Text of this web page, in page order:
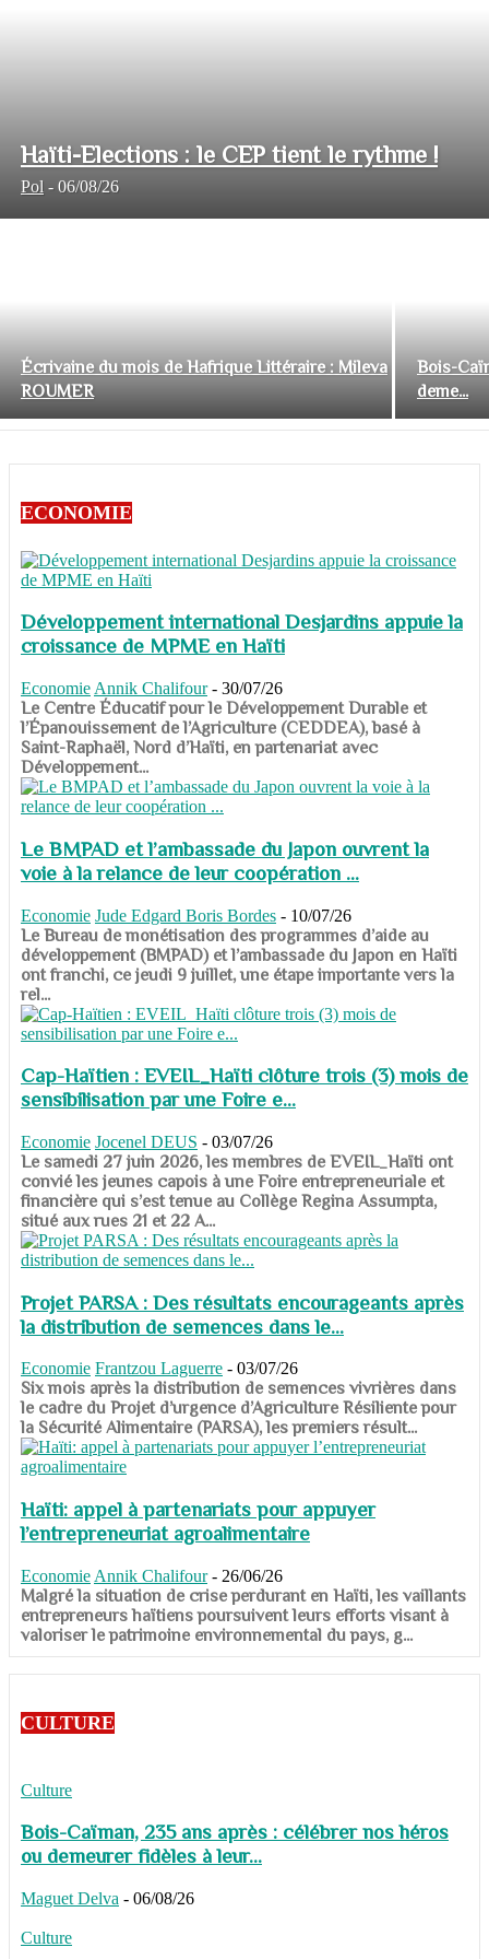
Haïti-Elections : le CEP tient le rythme !
Pol - 06/08/26
Écrivaine du mois de Hafrique Littéraire : Mileva
ROUMER
Bois-
deme...
ECONOMIE
Développement international Desjardins appuie la
croissance de MPME en Haïti
Economie Annik Chalifour - 30/07/26
​​​​​​​Le Centre Éducatif pour le Développement Durable et
l’Épanouissement de l’Agriculture (CEDDEA), basé à
Saint-Raphaël, Nord d’Haïti, en partenariat avec
Développement...
Le BMPAD et l’ambassade du Japon ouvrent la
voie à la relance de leur coopération ...
Economie Jude Edgard Boris Bordes - 10/07/26
​​​​​​​Le Bureau de monétisation des programmes d’aide au
développement (BMPAD) et l’ambassade du Japon en Haïti
ont franchi, ce jeudi 9 juillet, une étape importante vers la
rel...
Cap-Haïtien : EVEIL_Haïti clôture trois (3) mois de
sensibilisation par une Foire e...
Economie Jocenel DEUS - 03/07/26
Le samedi 27 juin 2026, les membres de EVEIL_Haïti ont
convié les jeunes capois à une Foire entrepreneuriale et
financière qui s’est tenue au Collège Regina Assumpta,
situé aux rues 21 et 22 A...
Projet PARSA : Des résultats encourageants après
la distribution de semences dans le...
Economie Frantzou Laguerre - 03/07/26
​​​​​​​Six mois après la distribution de semences vivrières dans
le cadre du Projet d’urgence d’Agriculture Résiliente pour
la Sécurité Alimentaire (PARSA), les premiers résult...
Haïti: appel à partenariats pour appuyer
l’entrepreneuriat agroalimentaire
Economie Annik Chalifour - 26/06/26
​​​​​​​Malgré la situation de crise perdurant en Haïti, les vaillants
entrepreneurs haïtiens poursuivent leurs efforts visant à
valoriser le patrimoine environnemental du pays, g...
CULTURE
Culture
Bois-Caïman, 235 ans après : célébrer nos héros
ou demeurer fidèles à leur...
Maguet Delva - 06/08/26
Culture